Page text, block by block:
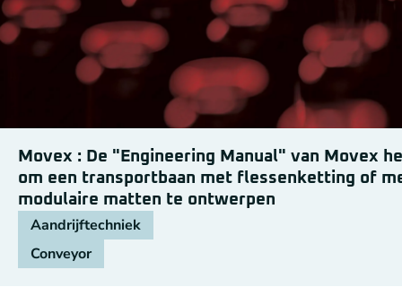
Movex : De "Engineering Manual" van Movex
om een transportbaan met flessenketting of
modulaire matten te ontwerpen
Aandrijftechniek
Conveyor